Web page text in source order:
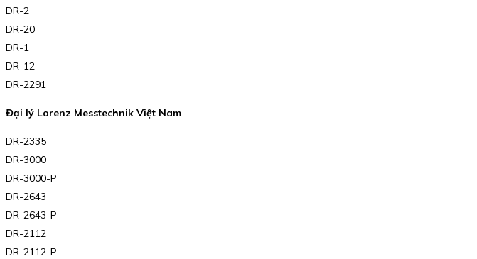
DR-2
DR-20
DR-1
DR-12
DR-2291
Đại lý Lorenz Messtechnik Việt Nam
DR-2335
DR-3000
DR-3000-P
DR-2643
DR-2643-P
DR-2112
DR-2112-P